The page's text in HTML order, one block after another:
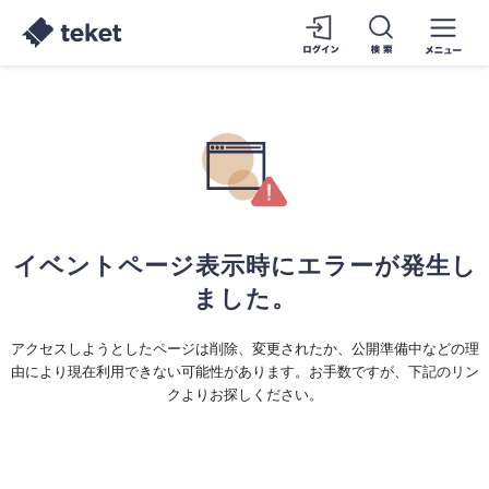
イベントページ表示時にエラーが発生し
ました。
アクセスしようとしたページは削除、変更されたか、公開準備中などの理
由により現在利用できない可能性があります。お手数ですが、下記のリン
クよりお探しください。